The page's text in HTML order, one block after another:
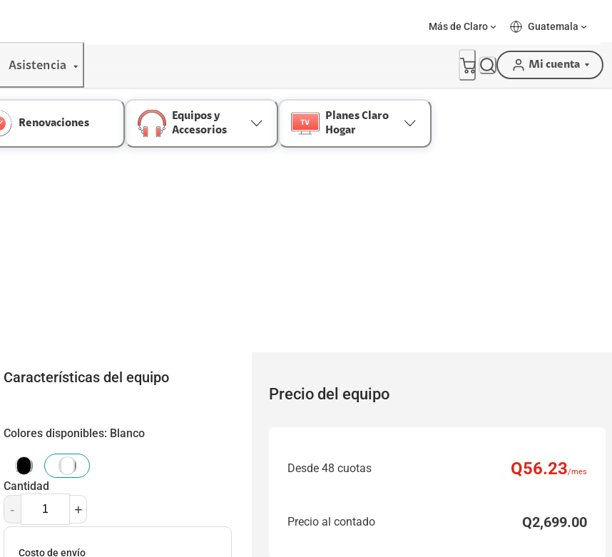
Más de Claro Guatemala
Asistencia Mi cuenta
Renovaciones
Equipos y
Accesorios
Planes Claro
Hogar
Características del equipo
Colores disponibles: Blanco
Cantidad
- +
Costo de envío
Precio del equipo
Desde 48 cuotas Q56.23/mes
Precio al contado Q2,699.00